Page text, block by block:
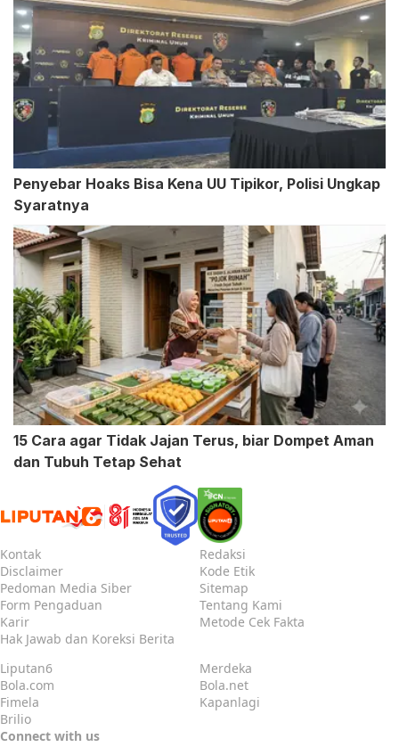
Penyebar Hoaks Bisa Kena UU Tipikor, Polisi Ungkap
Syaratnya
15 Cara agar Tidak Jajan Terus, biar Dompet Aman
dan Tubuh Tetap Sehat
Kontak
Redaksi
Disclaimer
Kode Etik
Pedoman Media Siber
Sitemap
Form Pengaduan
Tentang Kami
Karir
Metode Cek Fakta
Hak Jawab dan Koreksi Berita
Liputan6
Merdeka
Bola.com
Bola.net
Fimela
Kapanlagi
Brilio
Connect with us